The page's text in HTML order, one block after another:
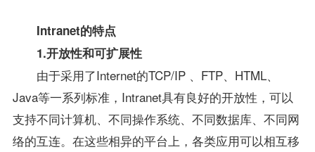
Intranet的特点
1.开放性和可扩展性
由于采用了Internet的TCP/IP 、FTP、HTML、
Java等一系列标准，Intranet具有良好的开放性，可以
支持不同计算机、不同操作系统、不同数据库、不同网
络的互连。在这些相异的平台上，各类应用可以相互移